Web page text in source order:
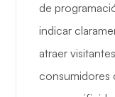
de
indicar
atraer
consumidores